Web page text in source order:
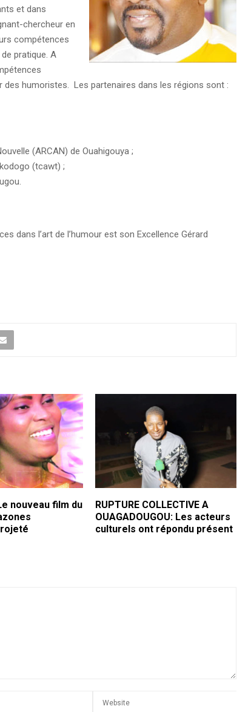
et dans
chercheur en
compétences
pratique. A
humoristes. Les partenaires dans les régions sont :
(ARCAN) de Ouahigouya ;
(tcawt) ;
dans l’art de l’humour est son Excellence Gérard
nouveau film du
RUPTURE COLLECTIVE A
OUAGADOUGOU: Les acteurs
culturels ont répondu présent